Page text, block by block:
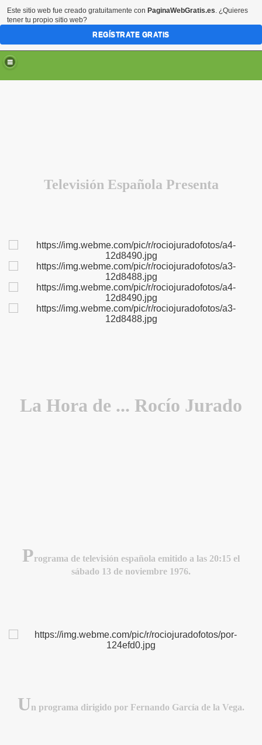
Televisión Española Presenta
La Hora de ... Rocío Jurado
Programa de televisión española emitido a las 20:15 el
sábado 13 de noviembre 1976.
Un programa dirigido por Fernando García de la Vega.
Este sitio web fue creado gratuitamente con PaginaWebGratis.es. ¿Quieres
tener tu propio sitio web?
REGÍSTRATE GRATIS